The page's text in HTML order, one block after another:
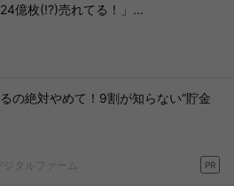
億枚(!?)売れてる！」...
の絶対やめて！9割が知らない“貯金
ジタルファーム PR